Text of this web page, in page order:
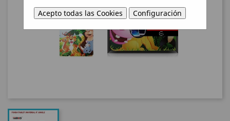
Acepto todas las Cookies Configuración